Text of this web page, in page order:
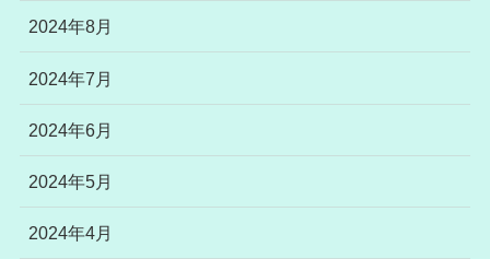
2024年8月
2024年7月
2024年6月
2024年5月
2024年4月